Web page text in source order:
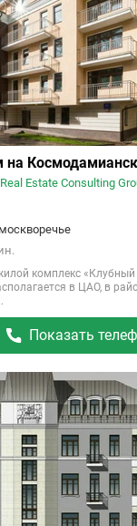
Estate Consulting
комплекс
в ЦАО, в
Показать